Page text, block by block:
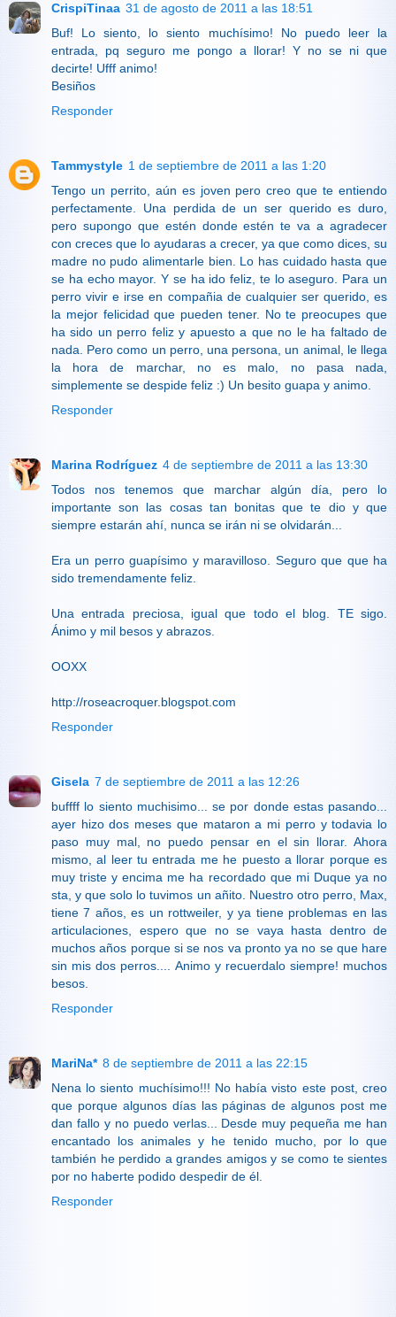
CrispiTinaa 31 de agosto de 2011 a las 18:51
Buf! Lo siento, lo siento muchísimo! No puedo leer la
entrada, pq seguro me pongo a llorar! Y no se ni que
decirte! Ufff animo!
Besiños
Responder
Tammystyle 1 de septiembre de 2011 a las 1:20
Tengo un perrito, aún es joven pero creo que te entiendo
perfectamente. Una perdida de un ser querido es duro,
pero supongo que estén donde estén te va a agradecer
con creces que lo ayudaras a crecer, ya que como dices, su
madre no pudo alimentarle bien. Lo has cuidado hasta que
se ha echo mayor. Y se ha ido feliz, te lo aseguro. Para un
perro vivir e irse en compañia de cualquier ser querido, es
la mejor felicidad que pueden tener. No te preocupes que
ha sido un perro feliz y apuesto a que no le ha faltado de
nada. Pero como un perro, una persona, un animal, le llega
la hora de marchar, no es malo, no pasa nada,
simplemente se despide feliz :) Un besito guapa y animo.
Responder
Marina Rodríguez 4 de septiembre de 2011 a las 13:30
Todos nos tenemos que marchar algún día, pero lo
importante son las cosas tan bonitas que te dio y que
siempre estarán ahí, nunca se irán ni se olvidarán...
Era un perro guapísimo y maravilloso. Seguro que que ha
sido tremendamente feliz.
Una entrada preciosa, igual que todo el blog. TE sigo.
Ánimo y mil besos y abrazos.
OOXX
http://roseacroquer.blogspot.com
Responder
Gisela 7 de septiembre de 2011 a las 12:26
buffff lo siento muchisimo... se por donde estas pasando...
ayer hizo dos meses que mataron a mi perro y todavia lo
paso muy mal, no puedo pensar en el sin llorar. Ahora
mismo, al leer tu entrada me he puesto a llorar porque es
muy triste y encima me ha recordado que mi Duque ya no
sta, y que solo lo tuvimos un añito. Nuestro otro perro, Max,
tiene 7 años, es un rottweiler, y ya tiene problemas en las
articulaciones, espero que no se vaya hasta dentro de
muchos años porque si se nos va pronto ya no se que hare
sin mis dos perros.... Animo y recuerdalo siempre! muchos
besos.
Responder
MariNa* 8 de septiembre de 2011 a las 22:15
Nena lo siento muchísimo!!! No había visto este post, creo
que porque algunos días las páginas de algunos post me
dan fallo y no puedo verlas... Desde muy pequeña me han
encantado los animales y he tenido mucho, por lo que
también he perdido a grandes amigos y se como te sientes
por no haberte podido despedir de él.
Responder